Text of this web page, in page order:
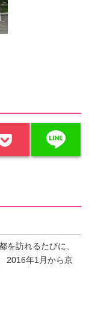
line
を訪れるたびに、
2016年1月から京